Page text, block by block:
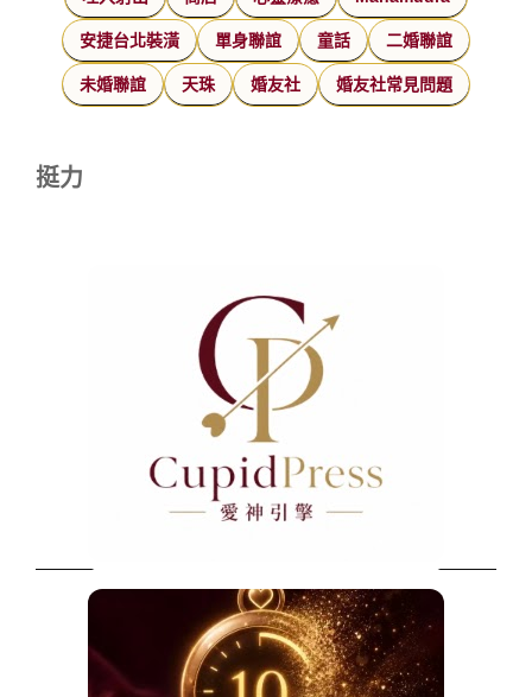
安捷台北裝潢 單身聯誼 童話 二婚聯誼
未婚聯誼 天珠 婚友社 婚友社常見問題
挺力